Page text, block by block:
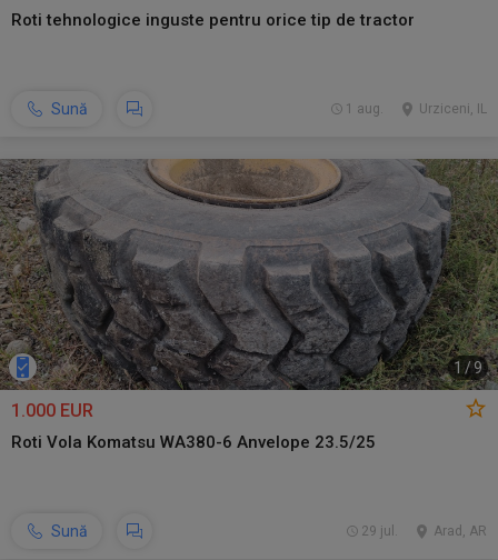
Roti tehnologice inguste pentru orice tip de tractor
Sună Urziceni, IL
1 aug.
1 /9
1.000 EUR
Roti Vola Komatsu WA380-6 Anvelope 23.5/25
Sună Arad, AR
29 jul.